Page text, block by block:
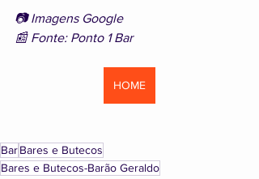
📷 Imagens Google
📰 Fonte: Ponto 1 Bar
HOME
BarBares e Butecos
Bares e Butecos-Barão Geraldo